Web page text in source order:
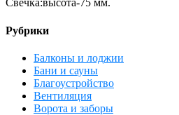
Свечка:высота-75 мм.
Рубрики
Балконы и лоджии
Бани и сауны
Благоустройство
Вентиляция
Ворота и заборы